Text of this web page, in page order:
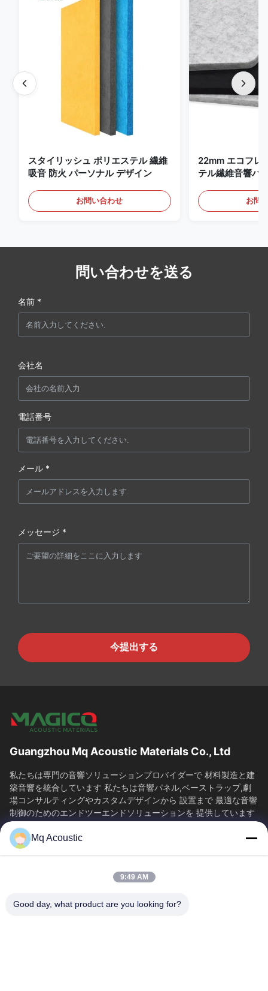
スタイリッシュ ポリエステル 繊維
吸音 防火 パーソナル デザイン
お問い合わせ
22mm エコフレ
テル繊維音響パ
お問
問い合わせを送る
名前 *
会社名
電話番号
メール *
メッセージ *
今提出する
Guangzhou Mq Acoustic Materials Co., Ltd
私たちは専門の音響ソリューションプロバイダーで 材料製造と建
築音響を統合しています 私たちは音響パネル,ベーストラップ,劇
場コンサルティングやカスタムデザインから 設置まで 最適な音響
制御のためのエンドツーエンドソリューションを 提供しています
音の科学を通じて様々な環境における...
SAIKESAISI水素エナジー
わたしたち に つい て
工場ツアー
品質管理
Mq Acoustic
9:49 AM
Good day, what product are you looking for?